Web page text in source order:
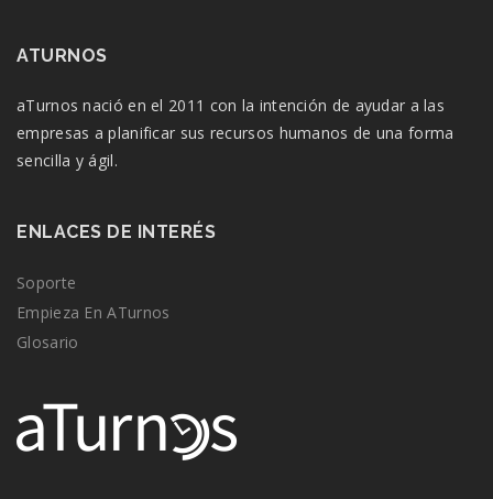
ATURNOS
aTurnos nació en el 2011 con la intención de ayudar a las
empresas a planificar sus recursos humanos de una forma
sencilla y ágil.
ENLACES DE INTERÉS
Soporte
Empieza En ATurnos
Glosario